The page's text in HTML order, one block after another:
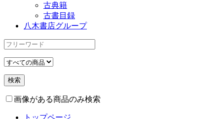
古典籍
古書目録
八木書店グループ
画像がある商品のみ検索
トップページ